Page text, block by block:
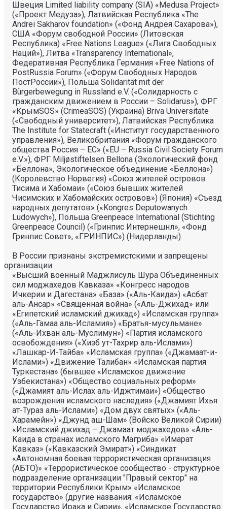
Швеция Limited liability company (SIA) «Medusa Project»
(«Проект Медуза»), Латвийская Республика «The
Andrei Sakharov foundation» («Фонд Андрея Сахарова»),
США «Форум свободной России» (Литовская
Республика) «Free Nations League» («Лига Свободных
Наций»), Литва «Transparеncy International»,
Федеративная Республика Германия «Free Nations of
PostRussia Forum» («Форум Свободных Народов
ПостРоссии»), Польша Solidarität mit der
Bürgerbewegung in Russland e.V. («Солидарность с
гражданским движением в России – Solidarus»), ФРГ
«КрымSOS» (CrimeaSOS) (Украина) Briva Universitate
(«Свободный университет»), Латвийская Республика
The Institute for Statecraft («Институт государственного
управления»), Великобритания «Форум гражданского
общества Россия – ЕС» («EU – Russia Civil Society Forum
e.V.»), ФРГ Miljøstiftelsen Bellona (Экологический фонд
«Беллона», Экологическое объединение «Беллона»)
(Королевство Норвегия) «Союз жителей островов
Тисима и Хабомаи» («Союз бывших жителей
Чисимских и Хабомайских островов») (Япония) «Съезд
народных депутатов» («Kongres Deputowanych
Ludowych»), Польша Greenpeace International (Stichting
Greenpeace Council) («Гринпис Интернешнл», «Фонд
Гринпис Совет», «ГРИНПИС») (Нидерланды).
В России признаны экстремистскими и запрещены
организации
«Высший военный Маджлисуль Шура Объединенных
сил моджахедов Кавказа» «Конгресс народов
Ичкерии и Дагестана» «База» («Аль-Каида») «Асбат
аль-Ансар» «Священная война» («Аль-Джихад» или
«Египетский исламский джихад») «Исламская группа»
(«Аль-Гамаа аль-Исламия») «Братья-мусульмане»
(«Аль-Ихван аль-Муслимун») «Партия исламского
освобождения» («Хизб ут-Тахрир аль-Ислами»)
«Лашкар-И-Тайба» «Исламская группа» («Джамаат-и-
Ислами») «Движение Талибан» «Исламская партия
Туркестана» (бывшее «Исламское движение
Узбекистана») «Общество социальных реформ»
(«Джамият аль-Ислах аль-Иджтимаи») «Общество
возрождения исламского наследия» («Джамият Ихья
ат-Тураз аль-Ислами») «Дом двух святых» («Аль-
Харамейн») «Джунд аш-Шам» (Войско Великой Сирии)
«Исламский джихад – Джамаат моджахедов» «Аль-
Каида в странах исламского Магриба» «Имарат
Кавказ» («Кавказский Эмират») «Синдикат
«Автономная боевая террористическая организация
(АБТО)» «Террористическое сообщество - структурное
подразделение организации "Правый сектор" на
территории Республики Крым» «Исламское
государство» (другие названия: «Исламское
Государство Ирака и Сирии», «Исламское Государство